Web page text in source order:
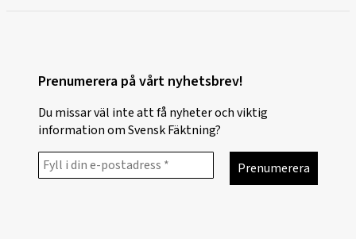
Prenumerera på vårt nyhetsbrev!
Du missar väl inte att få nyheter och viktig
information om Svensk Fäktning?